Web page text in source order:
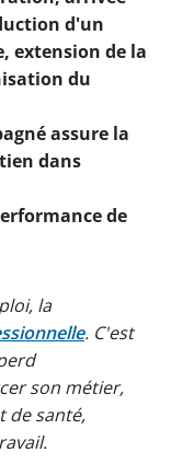
d'un
extension de la
du
assure la
dans
de
la
. C'est
son métier,
de santé,